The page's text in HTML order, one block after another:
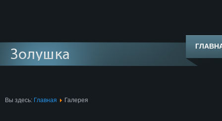
Вы здесь: Главная Галерея